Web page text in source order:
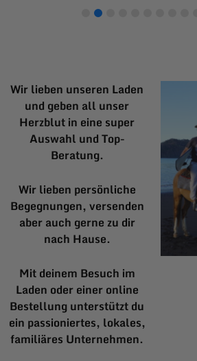
Wir lieben unseren Laden
und geben all unser
Herzblut in eine super
Auswahl und Top-
Beratung.
Wir lieben persönliche
Begegnungen, versenden
aber auch gerne zu dir
nach Hause.
Mit deinem Besuch im
Laden oder einer online
Bestellung unterstützt du
ein passioniertes, lokales,
familiäres Unternehmen.